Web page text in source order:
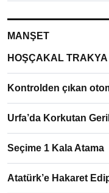
MANŞET
HOŞÇAKAL
Kontrolden çıkan
Urfa’da Korkutan
Seçime 1 Kala Atama
Atatürk’e Hakaret